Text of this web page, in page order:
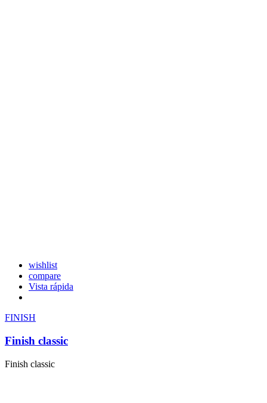
wishlist
compare
Vista rápida
FINISH
Finish classic
Finish classic